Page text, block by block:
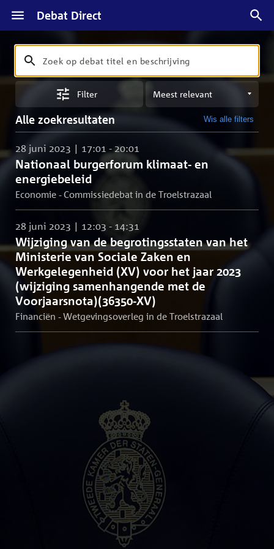
Debat Direct
Zoeken
Zoek
op
en
beschrijving
Filter
Sorteren
op
meest
Alle zoekresultaten Wis alle filters
Nationaal burgerforum klimaat- en
energiebeleid
28 juni 2023 | 17:01 - 20:01
Economie - Commissiedebat in de Troelstrazaal
Wijziging van de begrotingsstaten van het
Ministerie van Sociale Zaken en
Werkgelegenheid (XV) voor het jaar 2023
(wijziging samenhangende met de
Voorjaarsnota)(36350-XV)
28 juni 2023 | 12:03 - 14:31
Financiën - Wetgevingsoverleg in de Troelstrazaal